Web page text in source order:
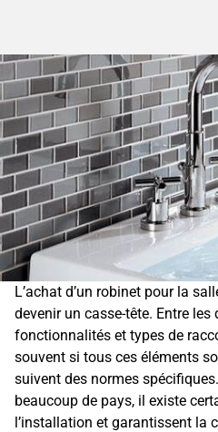
L’achat d’un robinet pour la
devenir un casse-tête. Entre
fonctionnalités et types de
souvent si tous ces éléments
suivent des normes
beaucoup de pays, il existe
l’installation et garantissent la